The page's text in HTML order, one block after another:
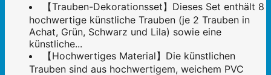
【Trauben-Dekorationsset】Dieses Set enthält 8
hochwertige künstliche Trauben (je 2 Trauben in
Achat, Grün, Schwarz und Lila) sowie eine
künstliche...
【Hochwertiges Material】Die künstlichen
Trauben sind aus hochwertigem, weichem PVC